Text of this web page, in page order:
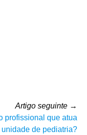
Artigo seguinte →
profissional que atua
unidade de pediatria?